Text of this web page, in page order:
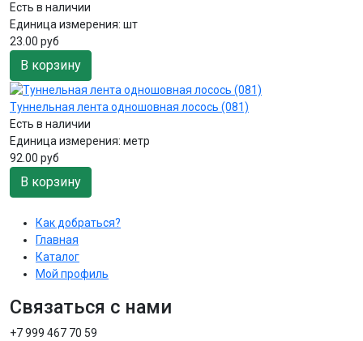
Есть в наличии
Единица измерения: шт
23.00 руб
В корзину
Туннельная лента одношовная лосось (081)
Есть в наличии
Единица измерения: метр
92.00 руб
В корзину
Как добраться?
Главная
Каталог
Мой профиль
Связаться с нами
+7 999 467 70 59